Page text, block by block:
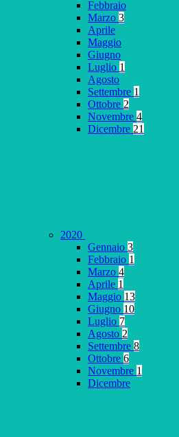
Febbraio
Marzo 3
Aprile
Maggio
Giugno
Luglio 1
Agosto
Settembre 1
Ottobre 2
Novembre 4
Dicembre 21
2020
Gennaio 3
Febbraio 1
Marzo 4
Aprile 1
Maggio 13
Giugno 10
Luglio 7
Agosto 2
Settembre 8
Ottobre 6
Novembre 1
Dicembre